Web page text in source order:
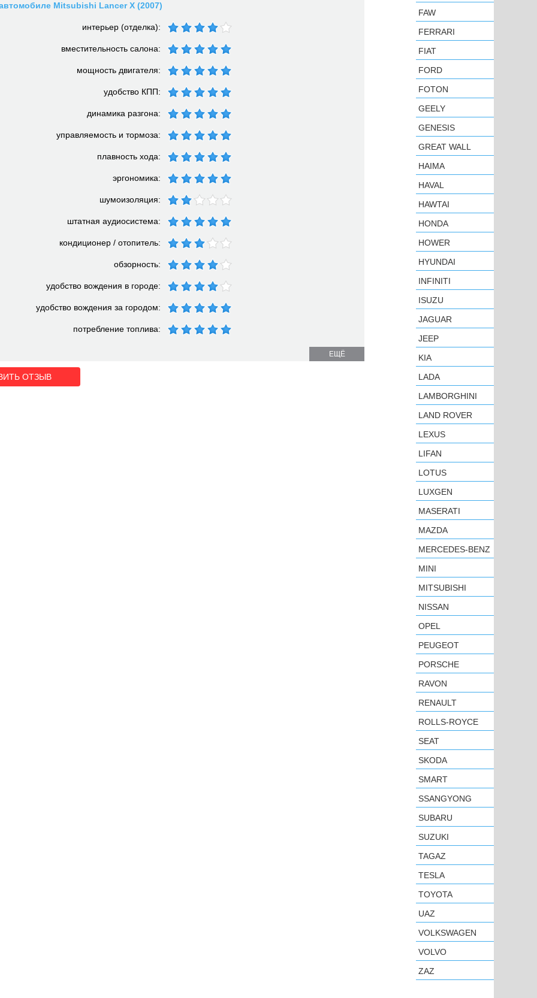
Mitsubishi Lancer X (2007)
интерьер (отделка):
вместительность салона:
мощность двигателя:
удобство КПП:
динамика разгона:
управляемость и тормоза:
плавность хода:
эргономика:
шумоизоляция:
штатная аудиосистема:
кондиционер / отопитель:
обзорность:
удобство вождения в городе:
удобство вождения за городом:
потребление топлива:
ЕЩЁ
ОТЗЫВ
FAW
FERRARI
FIAT
FORD
FOTON
GEELY
GENESIS
GREAT WALL
HAIMA
HAVAL
HAWTAI
HONDA
HOWER
HYUNDAI
INFINITI
ISUZU
JAGUAR
JEEP
KIA
LADA
LAMBORGHINI
LAND ROVER
LEXUS
LIFAN
LOTUS
LUXGEN
MASERATI
MAZDA
MERCEDES-BENZ
MINI
MITSUBISHI
NISSAN
OPEL
PEUGEOT
PORSCHE
RAVON
RENAULT
ROLLS-ROYCE
SEAT
SKODA
SMART
SSANGYONG
SUBARU
SUZUKI
TAGAZ
TESLA
TOYOTA
UAZ
VOLKSWAGEN
VOLVO
ZAZ